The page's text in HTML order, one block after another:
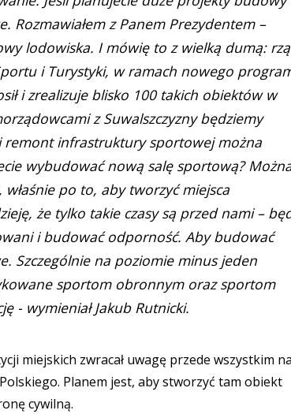
Rozmawiałem z Panem Prezydentem –
lodowiska. I mówię to z wielką dumą:
i Turystyki, w ramach nowego
i zrealizuje blisko 100 takich obiektów w
z Suwalszczyzny będziemy
infrastruktury sportowej można
wybudować nową salę sportową?
po to, aby tworzyć miejsca
że tylko takie czasy są przed nami –
i budować odporność. Aby budować
Szczególnie na poziomie minus jeden
sportom obronnym oraz sportom
- wymieniał Jakub Rutnicki.
miejskich zwracał uwagę przede wszystkim na
Planem jest, aby stworzyć tam obiekt
cywilną.